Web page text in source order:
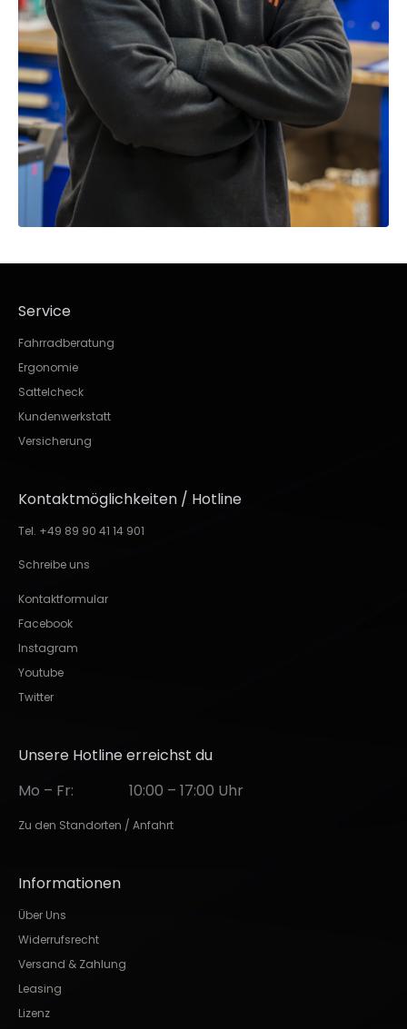
Service
Fahrradberatung
Ergonomie
Sattelcheck
Kundenwerkstatt
Versicherung
Kontaktmöglichkeiten / Hotline
Tel. +49 89 90 41 14 901
Schreibe uns
Kontaktformular
Facebook
Instagram
Youtube
Twitter
Unsere Hotline erreichst du
Mo – Fr:
10:00 – 17:00 Uhr
Zu den Standorten / Anfahrt
Informationen
Über Uns
Widerrufsrecht
Versand & Zahlung
Leasing
Lizenz